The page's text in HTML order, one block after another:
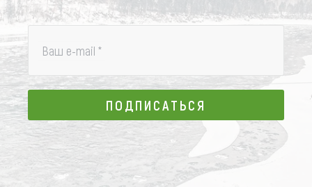
Ваш e-mail *
ПОДПИСАТЬСЯ
ПОДПИСАТЬСЯ